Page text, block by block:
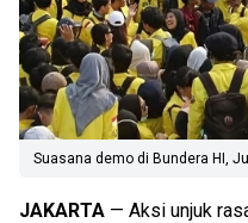
Suasana demo di Bundera HI,
JAKARTA — Aksi unjuk